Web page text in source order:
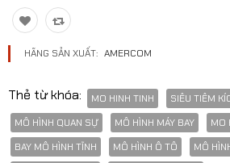
Máy bay dân sự
Mô hình nhân vật
Mô hình xe mô tô - xe máy
Xem thêm danh mục
HÃNG SẢN XUẤT: AMERCOM
Thẻ từ khóa: MO HINH TINH SIÊU TIÊM
MÔ HÌNH QUAN SỰ
MÔ HÌNH MÁY BAY
MO
BAY MÔ HÌNH TĨNH
MÔ HÌNH Ô TÔ
MÔ